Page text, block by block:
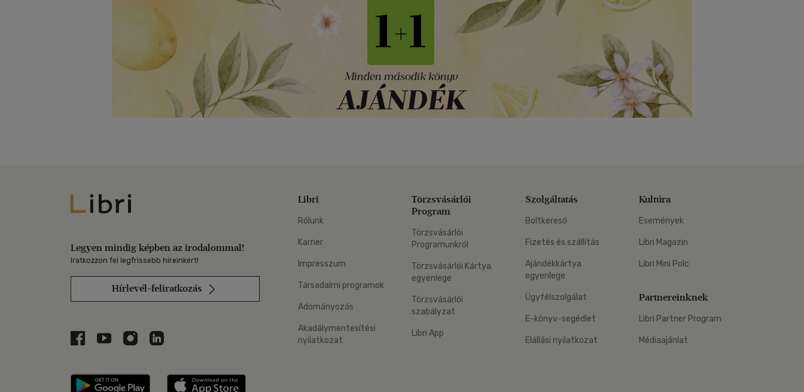
Libri
Legyen mindig képben az irodalommal!
Iratkozzon fel legfrissebb híreinkért!
Hírlevél-feliratkozás
Libri a Facebookon
Libri a Youtube-on
Libri az Instagramon
Libri a LinkedInen
Libri applikáció Szerezd meg: Google Play
Libri
Rólunk
Karrier
Impresszum
Társadalmi programok
Adományozás
Akadálymentesítési
nyilatkozat
Törzsvásárlói
Program
Törzsvásárlói
Programunkról
Törzsvásárlói Kártya
egyenlege
Törzsvásárlói
szabályzat
Libri App
Szolgáltatás
Boltkereső
Fizetés és szállítás
Ajándékkártya
egyenlege
Ügyfélszolgálat
E-könyv-segédlet
Elállási nyilatkozat
Kultúra
Események
Libri Magazin
Libri Mini Polc
Partnereinknek
Libri Partner Program
Médiaajánlat